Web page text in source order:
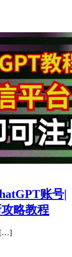
账号|
略教程
[…]